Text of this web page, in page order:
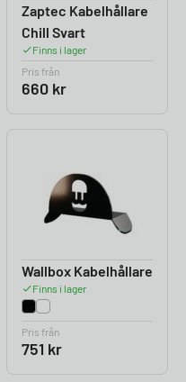
Zaptec Kabelhållare
Chill Svart
Finns i lager
Pris från
660 kr
Wallbox Kabelhållare
Finns i lager
Pris från
751 kr